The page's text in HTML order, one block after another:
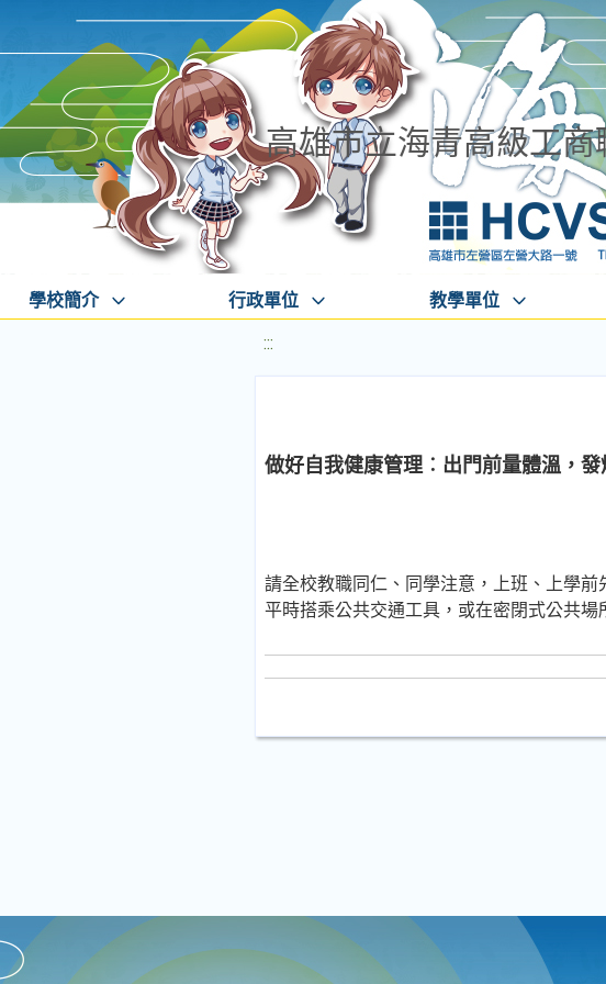
高雄市立海青高級工商
學校簡介 行政單位 教學單位
:::
做好自我健康管理︰出門前量體溫，發
請全校教職同仁、同學注意，上班、上學
平時搭乘公共交通工具，或在密閉式公共場